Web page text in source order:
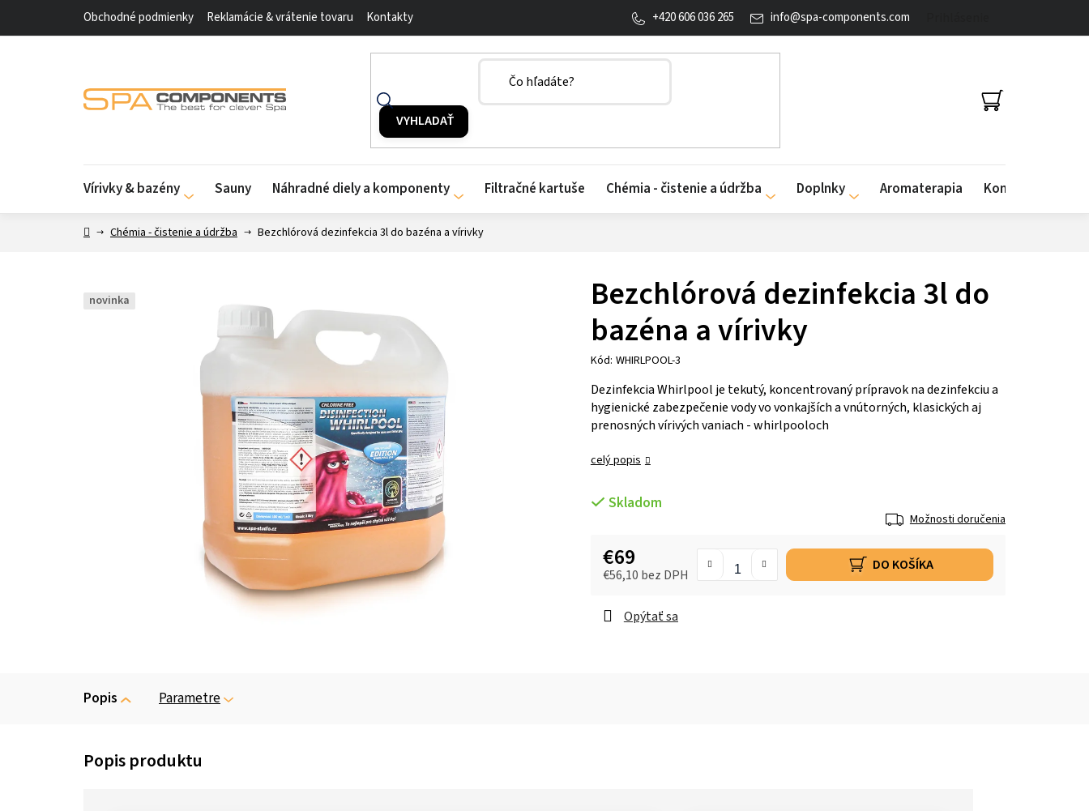
Obchodné podmienky Reklamácie & vrátenie tovaru Kontakty info@spa-components.com
+420 606 036 265
NÁKUPNÝ
KOŠÍK
Vírivky & bazény Sauny Náhradné diely a komponenty Filtračné kartuše Chémia - čistenie a údržba Doplnky Aromaterapia Kontakty
DomovChémia - čistenie a údržba Bezchlórová dezinfekcia 3l do bazéna a vírivky
Bezchlórová dezinfekcia 3l do
bazéna a vírivky
Kód: WHIRLPOOL-3
Dezinfekcia Whirlpool je tekutý, koncentrovaný prípravok na dezinfekciu a
hygienické zabezpečenie vody vo vonkajších a vnútorných, klasických aj
prenosných vírivých vaniach - whirlpooloch
celý popis
Skladom
Možnosti doručenia
€69
€56,10 bez DPH
DO KOŠÍKA
Opýtať sa
novinka
Popis Parametre